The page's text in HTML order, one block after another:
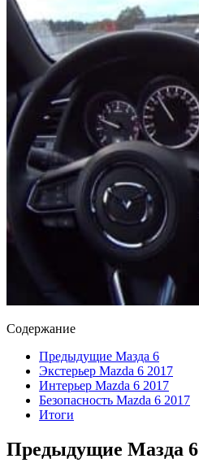
Содержание
Предыдущие Maзда 6
Экстерьер Mazda 6 2017
Интерьер Mazda 6 2017
Безопасность Mazda 6 2017
Итоги
Предыдущие Maзда 6